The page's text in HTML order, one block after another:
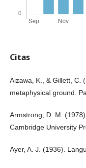
Citas
Aizawa, K., & Gillett, C.
metaphysical ground.
Armstrong, D. M.
Cambridge University
Ayer, A. J. (1936).